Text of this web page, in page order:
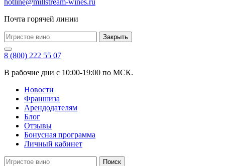
hotline@millstream-wines.ru
Почта горячей линии
Закрыть
8 (800) 222 55 07
В рабочие дни с 10:00-19:00 по МСК.
Новости
Франшиза
Арендодателям
Блог
Отзывы
Бонусная программа
Личный кабинет
Поиск